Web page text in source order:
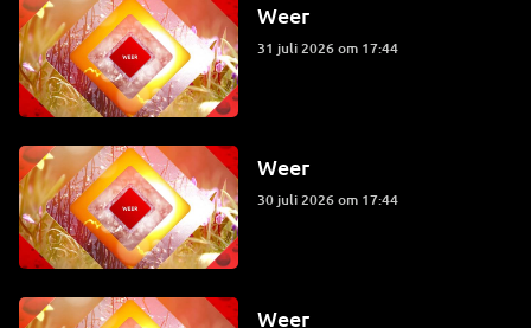
Weer
31 juli 2026 om 17:44
Weer
30 juli 2026 om 17:44
Weer